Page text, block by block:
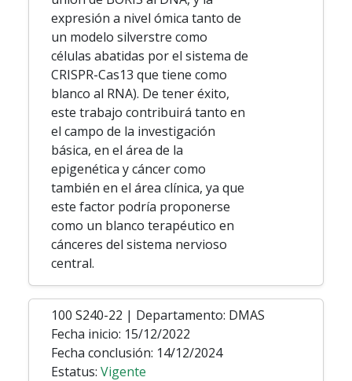
expresión a nivel ómica tanto de
un modelo silverstre como
células abatidas por el sistema de
CRISPR-Cas13 que tiene como
blanco al RNA). De tener éxito,
este trabajo contribuirá tanto en
el campo de la investigación
básica, en el área de la
epigenética y cáncer como
también en el área clínica, ya que
este factor podría proponerse
como un blanco terapéutico en
cánceres del sistema nervioso
central.
100 S240-22 | Departamento: DMAS
Fecha inicio: 15/12/2022
Fecha conclusión: 14/12/2024
Estatus: Vigente